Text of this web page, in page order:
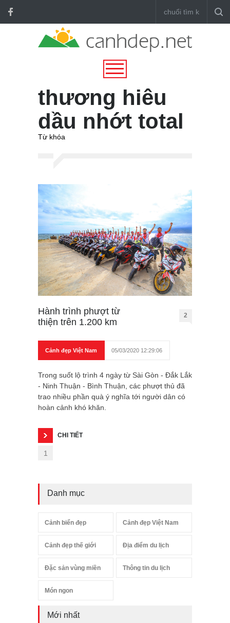
thương hiêu
dầu nhớt total
Từ khóa
Hành trình phượt từ
thiện trên 1.200 km
2
Cảnh đẹp Việt Nam 05/03/2020 12:29:06
Trong suốt lộ trình 4 ngày từ Sài Gòn - Đắk Lắk
- Ninh Thuận - Bình Thuận, các phượt thủ đã
trao nhiều phần quà ý nghĩa tới người dân có
hoàn cảnh khó khăn.
CHI TIẾT
1
Danh mục
Cảnh biển đẹp Cảnh đẹp Việt Nam
Cảnh đẹp thế giới Địa điểm du lịch
Đặc sản vùng miền Thông tin du lịch
Món ngon
Mới nhất